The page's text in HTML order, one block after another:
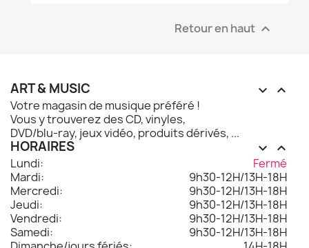
Retour en haut 
ART & MUSIC  
Votre magasin de musique préféré !
Vous y trouverez des CD, vinyles,
DVD/blu-ray, jeux vidéo, produits dérivés, ...
HORAIRES  
Lundi:
Fermé
Mardi:
9h30-12H/13H-18H
Mercredi:
9h30-12H/13H-18H
Jeudi:
9h30-12H/13H-18H
Vendredi:
9h30-12H/13H-18H
Samedi:
9h30-12H/13H-18H